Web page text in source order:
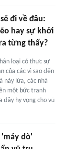
đi về đâu:
hay sự khởi
từng thấy?
loại có thực sự
của các vì sao đến
nảy lửa, các nhà
một bức tranh
hy vọng cho vũ
'máy dò'